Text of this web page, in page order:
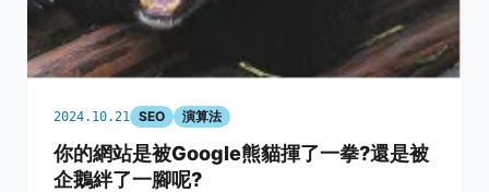
2024.10.21 SEO 演算法
你的網站是被Google熊貓揮了一拳?還是被
企鵝絆了一腳呢?